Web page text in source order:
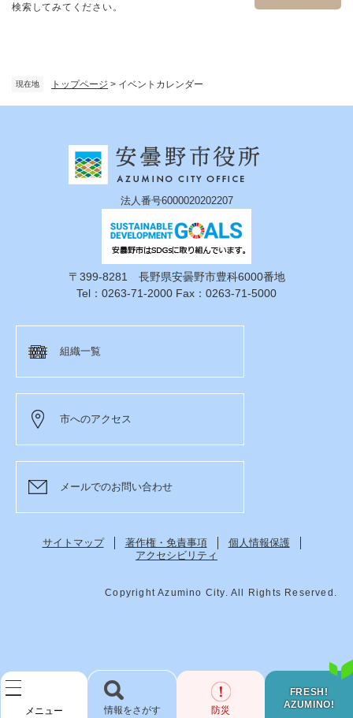
メニュー
現在地 トップページ > イベントカレンダー
検索してみてください。
FRESH!
AZUMINO!
検 防災
法人番号6000020202207
〒399-8281 長野県安曇野市豊科6000番地
Tel：0263-71-2000 Fax：0263-71-5000
組織一覧
市へのアクセス
メールでのお問い合わせ
サイトマップ 著作権・免責事項
個人情報保護
アクセシビリティ
Copyright Azumino City. All Rights Reserved.